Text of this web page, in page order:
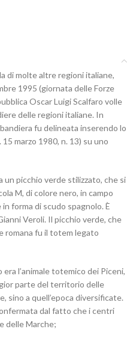
di molte altre regioni italiane,
1995 (giornata delle Forze
Oscar Luigi Scalfaro volle
delle regioni italiane. In
fu delineata inserendo lo
marzo 1980, n. 13) su uno
un picchio verde stilizzato, che si
M, di colore nero, in campo
forma di scudo spagnolo. È
Veroli. Il picchio verde, che
romana fu il totem legato
l’animale totemico dei Piceni,
parte del territorio delle
sino a quell’epoca diversificate.
dal fatto che i centri
delle Marche;